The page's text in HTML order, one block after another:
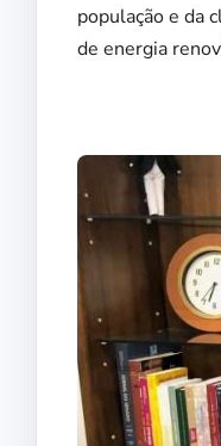
população e da
de energia